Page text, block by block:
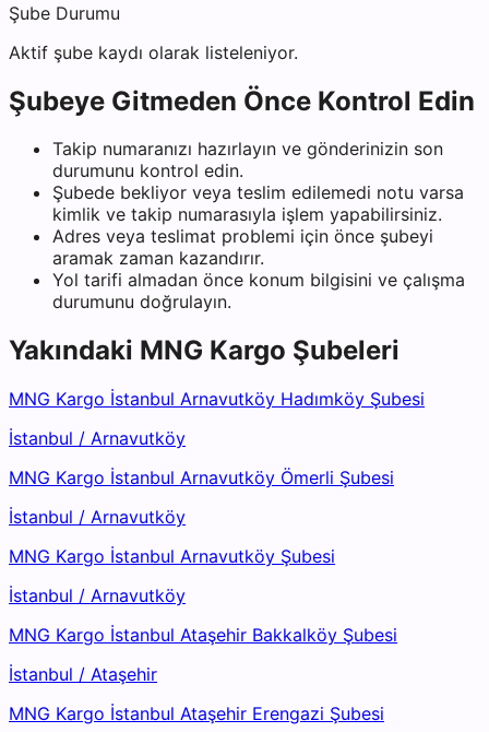
Şube Durumu
Aktif şube kaydı olarak listeleniyor.
Şubeye Gitmeden Önce Kontrol Edin
Takip numaranızı hazırlayın ve gönderinizin son
durumunu kontrol edin.
Şubede bekliyor veya teslim edilemedi notu varsa
kimlik ve takip numarasıyla işlem yapabilirsiniz.
Adres veya teslimat problemi için önce şubeyi
aramak zaman kazandırır.
Yol tarifi almadan önce konum bilgisini ve çalışma
durumunu doğrulayın.
Yakındaki MNG Kargo Şubeleri
MNG Kargo İstanbul Arnavutköy Hadımköy Şubesi
İstanbul / Arnavutköy
MNG Kargo İstanbul Arnavutköy Ömerli Şubesi
İstanbul / Arnavutköy
MNG Kargo İstanbul Arnavutköy Şubesi
İstanbul / Arnavutköy
MNG Kargo İstanbul Ataşehir Bakkalköy Şubesi
İstanbul / Ataşehir
MNG Kargo İstanbul Ataşehir Erengazi Şubesi